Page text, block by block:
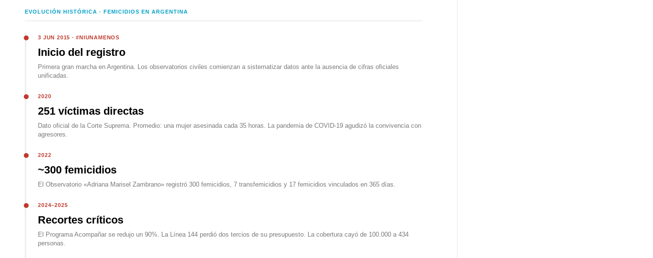
EVOLUCIÓN HISTÓRICA · FEMICIDIOS EN ARGENTINA
3 JUN 2015 · #NIUNAMENOS
Inicio del registro
Primera gran marcha en Argentina. Los observatorios civiles comienzan a sistematizar datos ante la ausencia de cifras oficiales
unificadas.
2020
251 víctimas directas
Dato oficial de la Corte Suprema. Promedio: una mujer asesinada cada 35 horas. La pandemia de COVID-19 agudizó la convivencia con
agresores.
2022
~300 femicidios
El Observatorio «Adriana Marisel Zambrano» registró 300 femicidios, 7 transfemicidios y 17 femicidios vinculados en 365 días.
2024–2025
Recortes críticos
El Programa Acompañar se redujo un 90%. La Línea 144 perdió dos tercios de su presupuesto. La cobertura cayó de 100.000 a 434
personas.